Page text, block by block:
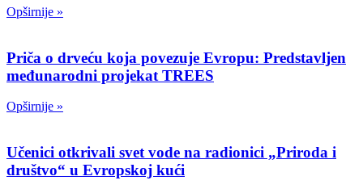
Opširnije »
Priča o drveću koja povezuje Evropu: Predstavljen
međunarodni projekat TREES
Opširnije »
Učenici otkrivali svet vode na radionici „Priroda i
društvo“ u Evropskoj kući